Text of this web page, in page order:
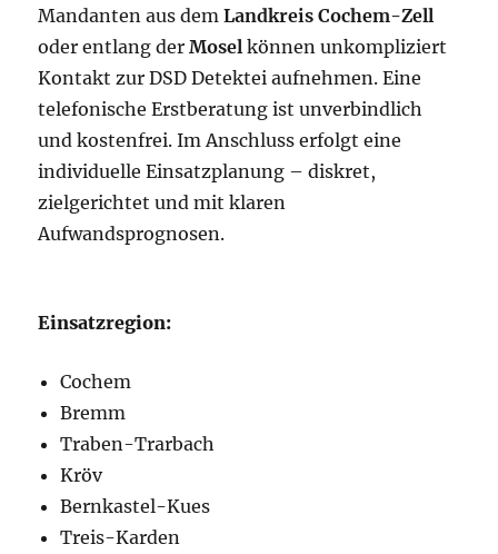
Mandanten aus demLandkreis Cochem-Zell
oder entlang derMosel können unkompliziert
Kontakt zur DSD Detektei aufnehmen. Eine
telefonische Erstberatung ist unverbindlich
und kostenfrei. Im Anschluss erfolgt eine
individuelle Einsatzplanung – diskret,
zielgerichtet und mit klaren
Aufwandsprognosen.
Einsatzregion:
Cochem
Bremm
Traben-Trarbach
Kröv
Bernkastel-Kues
Treis-Karden